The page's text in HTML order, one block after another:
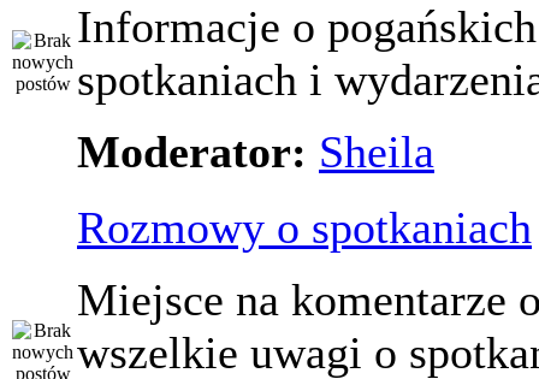
Informacje o pogańskich
spotkaniach i
Moderator: Sheila
Rozmowy o spotkaniach
Miejsce na komentarze
wszelkie uwagi o